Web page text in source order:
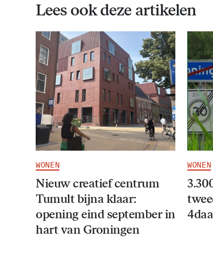
Lees ook deze artikelen
WONEN
Nieuw creatief centrum
Tumult bijna klaar:
opening eind september in
hart van Groningen
WONEN